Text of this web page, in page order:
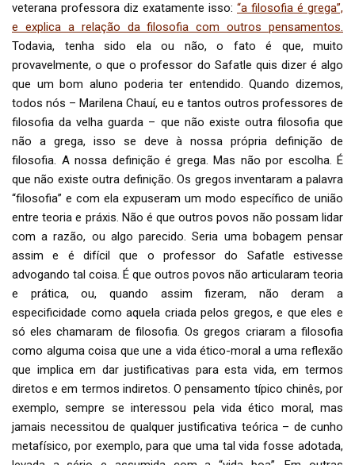
veterana professora diz exatamente isso: “a filosofia é grega”,
e explica a relação da filosofia com outros pensamentos.
Todavia, tenha sido ela ou não, o fato é que, muito
provavelmente, o que o professor do Safatle quis dizer é algo
que um bom aluno poderia ter entendido. Quando dizemos,
todos nós – Marilena Chauí, eu e tantos outros professores de
filosofia da velha guarda – que não existe outra filosofia que
não a grega, isso se deve à nossa própria definição de
filosofia. A nossa definição é grega. Mas não por escolha. É
que não existe outra definição. Os gregos inventaram a palavra
“filosofia” e com ela expuseram um modo específico de união
entre teoria e práxis. Não é que outros povos não possam lidar
com a razão, ou algo parecido. Seria uma bobagem pensar
assim e é difícil que o professor do Safatle estivesse
advogando tal coisa. É que outros povos não articularam teoria
e prática, ou, quando assim fizeram, não deram a
especificidade como aquela criada pelos gregos, e que eles e
só eles chamaram de filosofia. Os gregos criaram a filosofia
como alguma coisa que une a vida ético-moral a uma reflexão
que implica em dar justificativas para esta vida, em termos
diretos e em termos indiretos. O pensamento típico chinês, por
exemplo, sempre se interessou pela vida ético moral, mas
jamais necessitou de qualquer justificativa teórica – de cunho
metafísico, por exemplo, para que uma tal vida fosse adotada,